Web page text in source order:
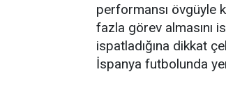
performansı övgüyle
fazla görev almasını
ispatladığına dikkat
İspanya futbolunda